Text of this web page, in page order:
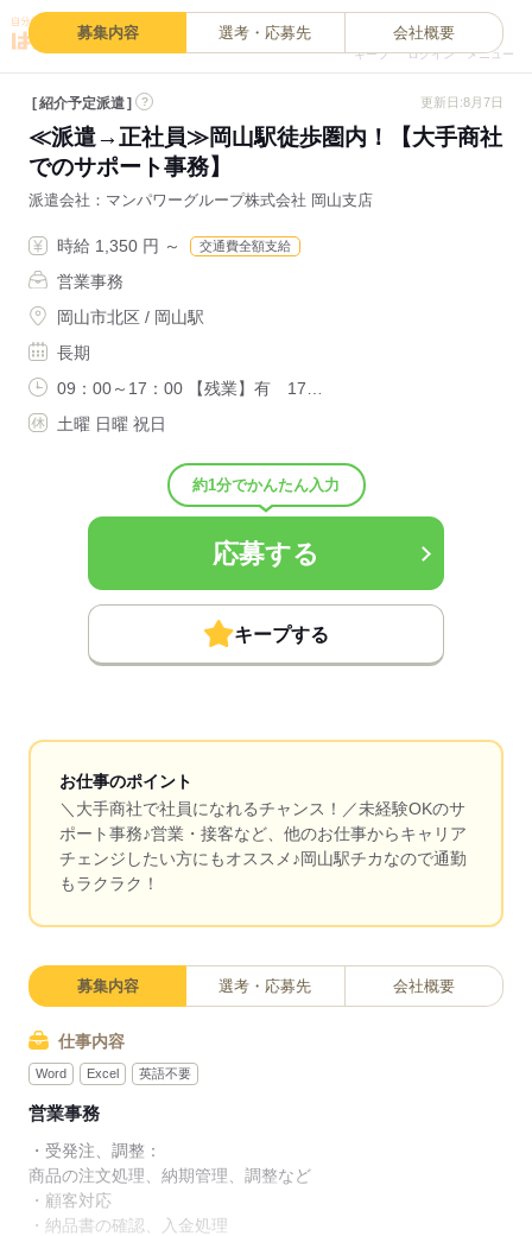
キープ ログイン メニュー
募集内容 選考・応募先 会社概要
紹介予定派遣 ? 更新日:8月7日
≪派遣→正社員≫岡山駅徒歩圏内！【大手商社
でのサポート事務】
派遣会社 マンパワーグループ株式会社 岡山支店
時給 1,350 円 ～ 交通費全額支給
営業事務
岡山市北区 / 岡山駅
長期
09：00～17：00 【残業】有 17…
土曜 日曜 祝日
約1分でかんたん入力
応募する
キープする
お仕事のポイント
＼大手商社で社員になれるチャンス！／未経験OKのサ
ポート事務♪営業・接客など、他のお仕事からキャリア
チェンジしたい方にもオススメ♪岡山駅チカなので通勤
もラクラク！
募集内容 選考・応募先 会社概要
仕事内容
Word Excel 英語不要
営業事務
・受発注、調整：
商品の注文処理、納期管理、調整など
・顧客対応
・納品書の確認、入金処理